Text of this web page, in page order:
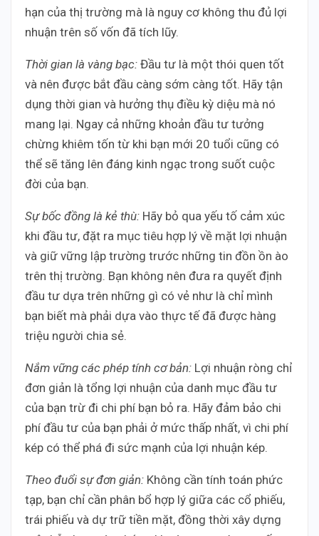
hạn của thị trường mà là nguy cơ không thu đủ lợi
nhuận trên số vốn đã tích lũy.
Thời gian là vàng bạc: Đầu tư là một thói quen tốt
và nên được bắt đầu càng sớm càng tốt. Hãy tận
dụng thời gian và hưởng thụ điều kỳ diệu mà nó
mang lại. Ngay cả những khoản đầu tư tưởng
chừng khiêm tốn từ khi bạn mới 20 tuổi cũng có
thể sẽ tăng lên đáng kinh ngạc trong suốt cuộc
đời của bạn.
Sự bốc đồng là kẻ thù: Hãy bỏ qua yếu tố cảm xúc
khi đầu tư, đặt ra mục tiêu hợp lý về mặt lợi nhuận
và giữ vững lập trường trước những tin đồn ồn ào
trên thị trường. Bạn không nên đưa ra quyết định
đầu tư dựa trên những gì có vẻ như là chỉ mình
bạn biết mà phải dựa vào thực tế đã được hàng
triệu người chia sẻ.
Nắm vững các phép tính cơ bản: Lợi nhuận ròng chỉ
đơn giản là tổng lợi nhuận của danh mục đầu tư
của bạn trừ đi chi phí bạn bỏ ra. Hãy đảm bảo chi
phí đầu tư của bạn phải ở mức thấp nhất, vì chi phí
kép có thể phá đi sức mạnh của lợi nhuận kép.
Theo đuổi sự đơn giản: Không cần tính toán phức
tạp, bạn chỉ cần phân bổ hợp lý giữa các cổ phiếu,
trái phiếu và dự trữ tiền mặt, đồng thời xây dựng